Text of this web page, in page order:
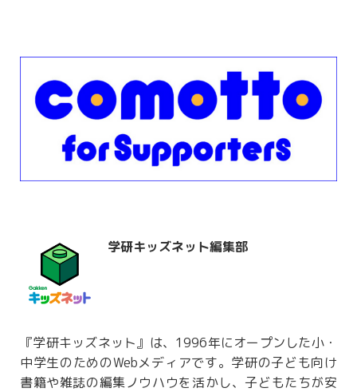
学研キッズネット編集部
『学研キッズネット』は、1996年にオープンした小・
中学生のためのWebメディアです。学研の子ども向け
書籍や雑誌の編集ノウハウを活かし、子どもたちが安